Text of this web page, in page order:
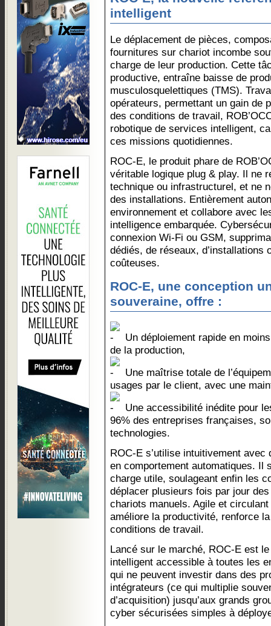
intelligent
Le déplacement de pièces,
fournitures sur chariot incombe
charge de leur production. Cette
productive, entraîne baisse de
musculosquelettiques (TMS).
opérateurs, permettant un gain de
des conditions de travail,
robotique de services intelligent,
ces missions quotidiennes.
ROC-E, le produit phare de
véritable logique plug & play. Il ne
technique ou infrastructurel, et ne
des installations. Entièrement
environnement et collabore avec
intelligence embarquée.
connexion Wi-Fi ou GSM,
dédiés, de réseaux, d’installations
coûteuses.
ROC-E, une conception
souveraine, offre :
Un déploiement rapide en
de la production,
Une maîtrise totale de
usages par le client, avec une
Une accessibilité inédite pour
96% des entreprises françaises,
technologies.
ROC-E s’utilise intuitivement avec
en comportement automatiques. Il
charge utile, soulageant enfin les
déplacer plusieurs fois par jour
chariots manuels. Agile et
améliore la productivité, renforce
conditions de travail.
Lancé sur le marché, ROC-E est
intelligent accessible à toutes les
qui ne peuvent investir dans des
intégrateurs (ce qui multiplie
d’acquisition) jusqu’aux grands
cyber sécurisées simples à